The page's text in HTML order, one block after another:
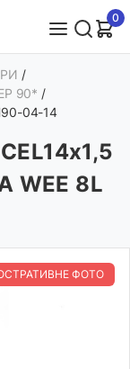
0
/
90* /
04-14
WEE 8L
ФОТО